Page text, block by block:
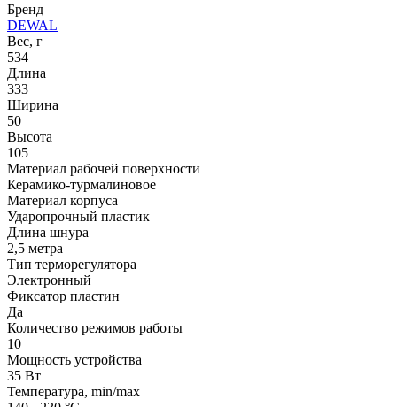
Бренд
DEWAL
Вес, г
534
Длина
333
Ширина
50
Высота
105
Материал рабочей поверхности
Керамико-турмалиновое
Материал корпуса
Ударопрочный пластик
Длина шнура
2,5 метра
Тип терморегулятора
Электронный
Фиксатор пластин
Да
Количество режимов работы
10
Мощность устройства
35 Вт
Температура, min/max